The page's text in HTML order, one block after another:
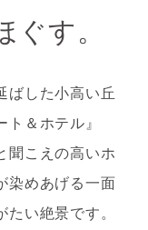
す。
ばした小高い丘
＆ホテル』
聞こえの高いホ
染めあげる一面
い絶景です。